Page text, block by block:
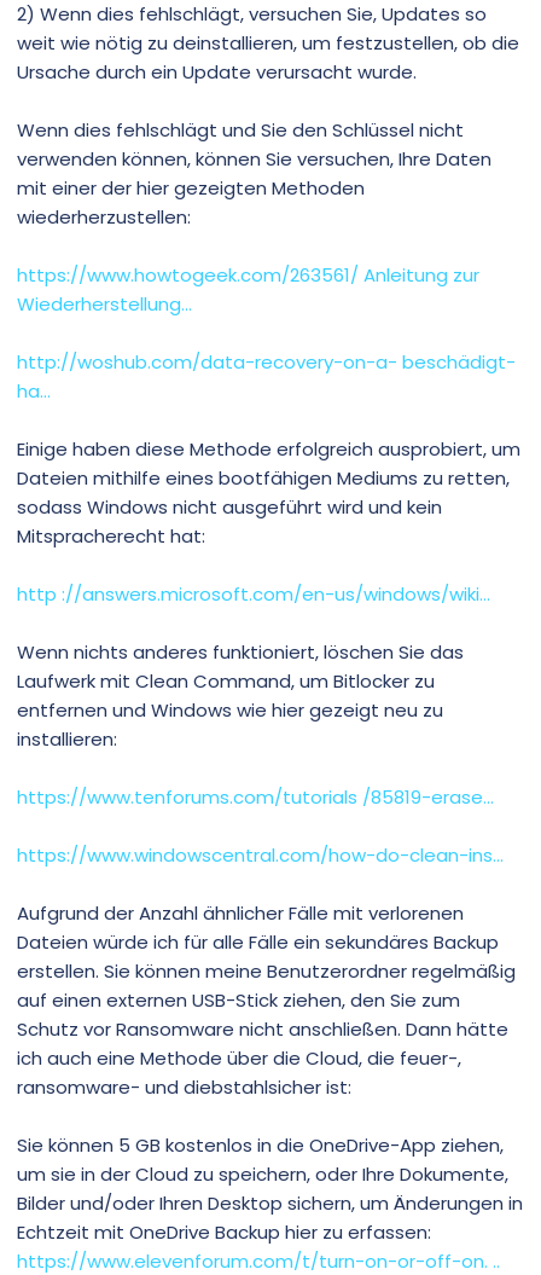
2) Wenn dies fehlschlägt, versuchen Sie, Updates so
weit wie nötig zu deinstallieren, um festzustellen, ob die
Ursache durch ein Update verursacht wurde.
Wenn dies fehlschlägt und Sie den Schlüssel nicht
verwenden können, können Sie versuchen, Ihre Daten
mit einer der hier gezeigten Methoden
wiederherzustellen:
https://www.howtogeek.com/263561/ Anleitung zur
Wiederherstellung...
http://woshub.com/data-recovery-on-a- beschädigt-
ha...
Einige haben diese Methode erfolgreich ausprobiert, um
Dateien mithilfe eines bootfähigen Mediums zu retten,
sodass Windows nicht ausgeführt wird und kein
Mitspracherecht hat:
http ://answers.microsoft.com/en-us/windows/wiki...
Wenn nichts anderes funktioniert, löschen Sie das
Laufwerk mit Clean Command, um Bitlocker zu
entfernen und Windows wie hier gezeigt neu zu
installieren:
https://www.tenforums.com/tutorials /85819-erase...
https://www.windowscentral.com/how-do-clean-ins...
Aufgrund der Anzahl ähnlicher Fälle mit verlorenen
Dateien würde ich für alle Fälle ein sekundäres Backup
erstellen. Sie können meine Benutzerordner regelmäßig
auf einen externen USB-Stick ziehen, den Sie zum
Schutz vor Ransomware nicht anschließen. Dann hätte
ich auch eine Methode über die Cloud, die feuer-,
ransomware- und diebstahlsicher ist:
Sie können 5 GB kostenlos in die OneDrive-App ziehen,
um sie in der Cloud zu speichern, oder Ihre Dokumente,
Bilder und/oder Ihren Desktop sichern, um Änderungen in
Echtzeit mit OneDrive Backup hier zu erfassen:
https://www.elevenforum.com/t/turn-on-or-off-on. ..